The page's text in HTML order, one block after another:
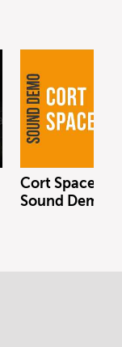
Cort Space 4
Sound Demo